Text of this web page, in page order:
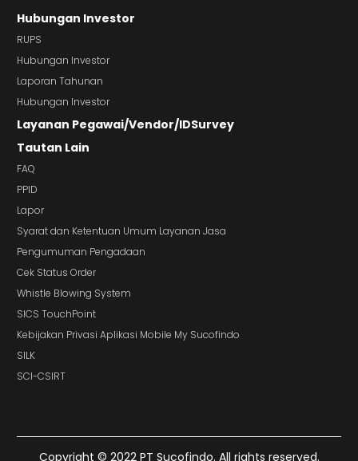
Hubungan Investor
RUPS
Hubungan Investor
Laporan Tahunan
Hubungan Investor
Layanan Pegawai/Vendor/IDSurvey
Tautan Lain
FAQ
PPID
Lapor
Syarat dan Ketentuan Umum Layanan Jasa
Pengumuman Pengadaan
Cek Status Order
Whistle Blowing System
SICS TouchPoint
Kebijakan Privasi Aplikasi Mobile My Sucofindo
SILK
SCI-CSIRT
Copyright © 2022 PT Sucofindo. All rights reserved.